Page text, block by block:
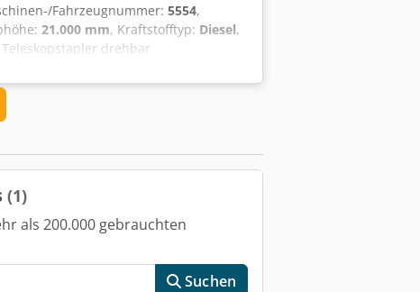
Fahrzeugnummer: 5554,
21.000 mm, Kraftstofftyp: Diesel,
, Teleskopstapler drehbar
Zustand: Einsatzbereit und voll
hinten Typ: Luft Beschreibung:
(1)
als 200.000 gebrauchten
Suchen